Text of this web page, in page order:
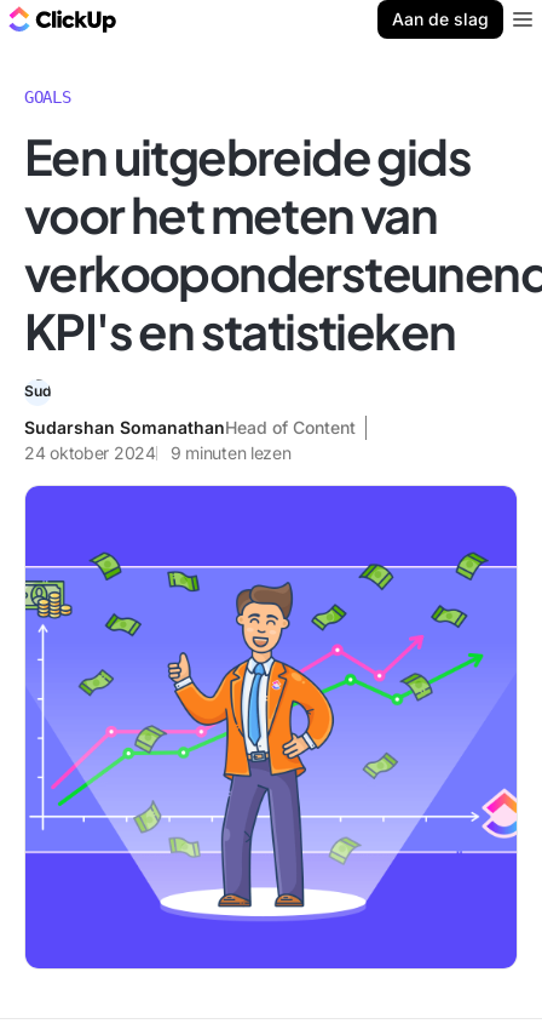
Aan de slag
GOALS
Een uitgebreide gids
voor het meten van
KPI's en statistieken
Sudarshan SomanathanHead of Content
24 oktober 2024
9 minuten lezen